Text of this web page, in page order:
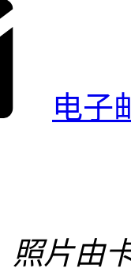
电子
照片由